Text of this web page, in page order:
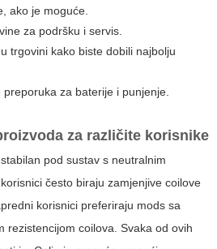
ako je moguće.
za podršku i servis.
trgovini kako biste dobili najbolju
za baterije i punjenje.
za različite korisnike
pod sustav s neutralnim
često biraju zamjenjive coilove
korisnici preferiraju mods sa
rezistencijom coilova. Svaka od ovih